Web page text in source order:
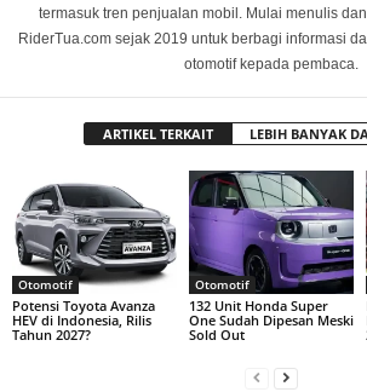
termasuk tren penjualan mobil. Mulai menulis
RiderTua.com sejak 2019 untuk berbagi informasi
otomotif kepada pembaca.
ARTIKEL TERKAIT LEBIH BANYAK
Otomotif
Potensi Toyota Avanza
HEV di Indonesia, Rilis
Tahun 2027?
Otomotif
132 Unit Honda Super
One Sudah Dipesan Meski
Sold Out